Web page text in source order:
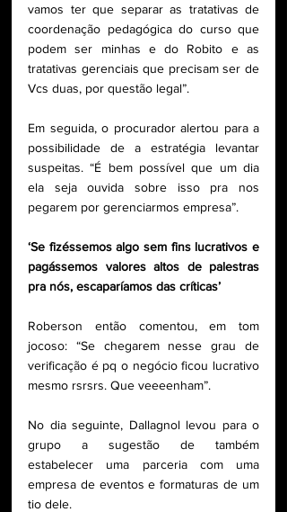
vamos ter que separar as tratativas de
coordenação pedagógica do curso que
podem ser minhas e do Robito e as
tratativas gerenciais que precisam ser de
Vcs duas, por questão legal”.
Em seguida, o procurador alertou para a
possibilidade de a estratégia levantar
suspeitas. “É bem possível que um dia
ela seja ouvida sobre isso pra nos
pegarem por gerenciarmos empresa”.
‘Se fizéssemos algo sem fins lucrativos e
pagássemos valores altos de palestras
pra nós, escaparíamos das críticas’
Roberson então comentou, em tom
jocoso: “Se chegarem nesse grau de
verificação é pq o negócio ficou lucrativo
mesmo rsrsrs. Que veeeenham”.
No dia seguinte, Dallagnol levou para o
grupo a sugestão de também
estabelecer uma parceria com uma
empresa de eventos e formaturas de um
tio dele.